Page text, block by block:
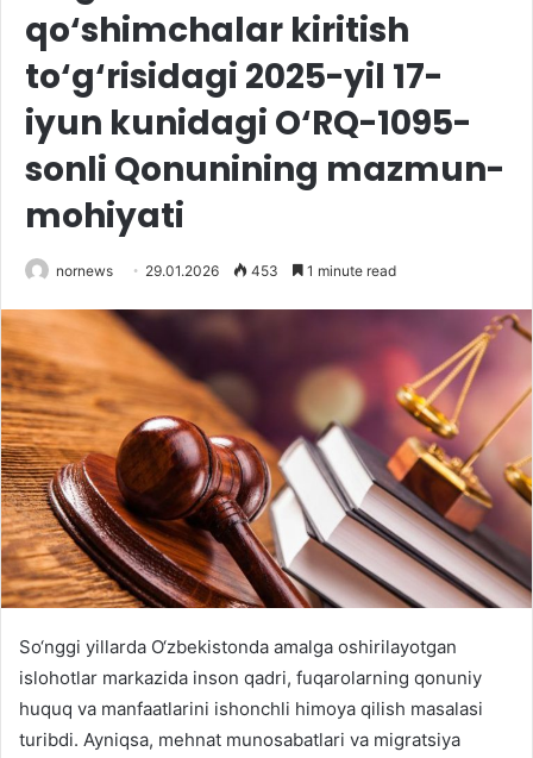
qo‘shimchalar kiritish
to‘g‘risidagi 2025-yil 17-
iyun kunidagi O‘RQ-1095-
sonli Qonunining mazmun-
mohiyati
nornews 29.01.2026 453 1 minute read
So‘nggi yillarda O‘zbekistonda amalga oshirilayotgan
islohotlar markazida inson qadri, fuqarolarning qonuniy
huquq va manfaatlarini ishonchli himoya qilish masalasi
turibdi. Ayniqsa, mehnat munosabatlari va migratsiya